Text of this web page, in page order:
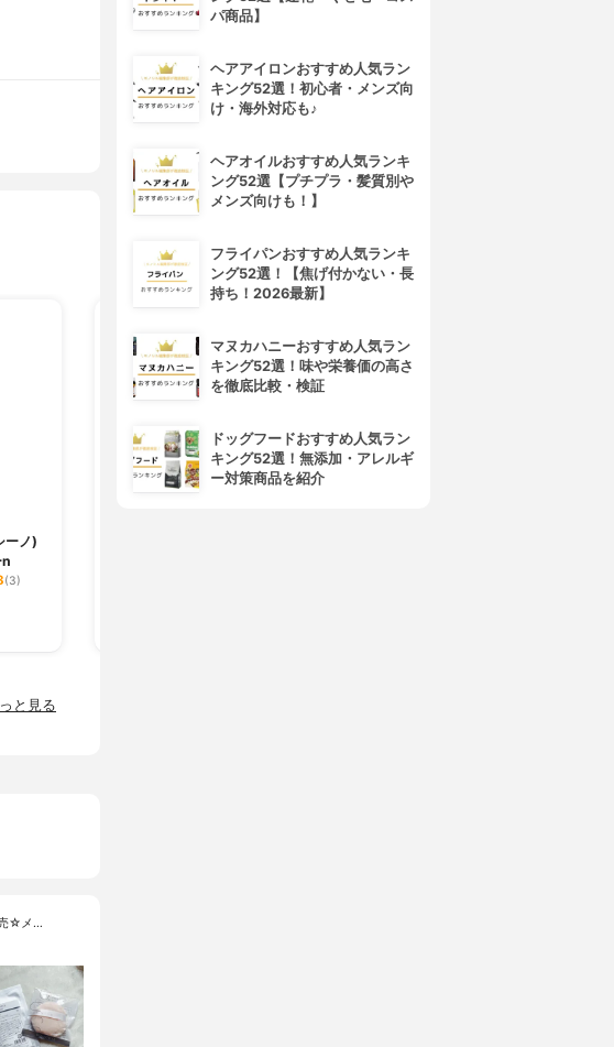
ーノ)
n
(3)
と見る
☆メ…
パ商品】
ヘアアイロンおすすめ人気ラン
キング52選！初心者・メンズ向
け・海外対応も♪
ヘアオイルおすすめ人気ランキ
ング52選【プチプラ・髪質別や
メンズ向けも！】
フライパンおすすめ人気ランキ
ング52選！【焦げ付かない・長
持ち！2026最新】
マヌカハニーおすすめ人気ラン
キング52選！味や栄養価の高さ
を徹底比較・検証
ドッグフードおすすめ人気ラン
キング52選！無添加・アレルギ
ー対策商品を紹介